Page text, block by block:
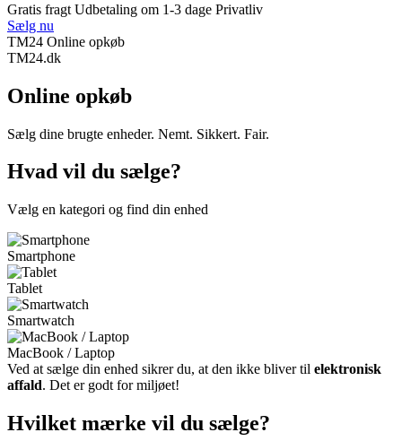
Gratis fragt Udbetaling om 1-3 dage Privatliv
Sælg nu
TM24 Online opkøb
TM24.dk
Online opkøb
Sælg dine brugte enheder. Nemt. Sikkert. Fair.
Hvad vil du sælge?
Vælg en kategori og find din enhed
Smartphone
Tablet
Smartwatch
MacBook / Laptop
Ved at sælge din enhed sikrer du, at den ikke bliver til elektronisk
affald. Det er godt for miljøet!
Hvilket mærke vil du sælge?